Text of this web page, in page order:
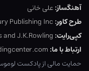
آهنگساز:علی خانی
طرح کاور: Publishing Inc
کپی‌رایت: J.K.Rowling
ارتباط با ما: (
حمایت مالی از پادکست